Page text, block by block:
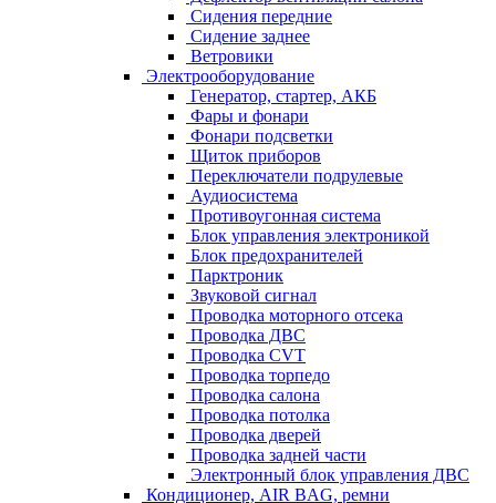
Сидения передние
Сидение заднее
Ветровики
Электрооборудование
Генератор, стартер, АКБ
Фары и фонари
Фонари подсветки
Щиток приборов
Переключатели подрулевые
Аудиосистема
Противоугонная система
Блок управления электроникой
Блок предохранителей
Парктроник
Звуковой сигнал
Проводка моторного отсека
Проводка ДВС
Проводка CVT
Проводка торпедо
Проводка салона
Проводка потолка
Проводка дверей
Проводка задней части
Электронный блок управления ДВС
Кондиционер, AIR BAG, ремни